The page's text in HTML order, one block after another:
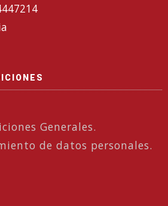
Generales.
de datos personales.